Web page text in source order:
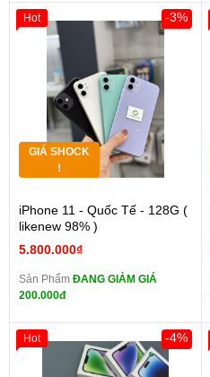
GIÁ SHOCK
!
iPhone 11 - Quốc Tế - 128G (
likenew 98% )
5.800.000₫
-3%
Sản Phẩm ĐANG GIẢM GIÁ
200.000đ
Hot
-4%
Hot